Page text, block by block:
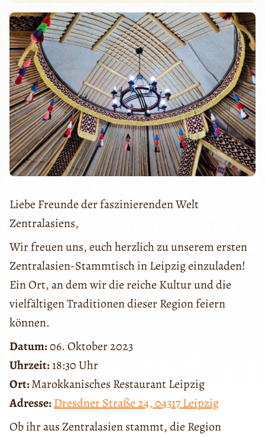
Liebe Freunde der faszinierenden Welt
Zentralasiens,
Wir freuen uns, euch herzlich zu unserem ersten
Zentralasien-Stammtisch in Leipzig einzuladen!
Ein Ort, an dem wir die reiche Kultur und die
vielfältigen Traditionen dieser Region feiern
können.
Datum:06. Oktober 2023
Uhrzeit:18:30 Uhr
Ort:Marokkanisches Restaurant Leipzig
Adresse:Dresdner Straße 24, 04317 Leipzig
Ob ihr aus Zentralasien stammt, die Region